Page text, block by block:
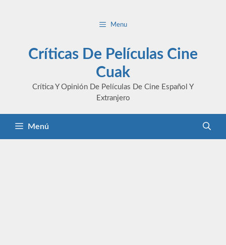
Menu
Críticas De Películas Cine
Cuak
Crítica Y Opinión De Películas De Cine Español Y
Extranjero
Menú